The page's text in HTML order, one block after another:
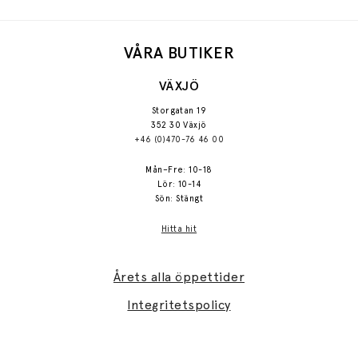
VÅRA BUTIKER
VÄXJÖ
Storgatan 19
352 30 Växjö
+46 (0)470-76 46 00
Mån–Fre: 10-18
Lör: 10-14
Sön: Stängt
Hitta hit
Årets alla öppettider
Integritetspolicy